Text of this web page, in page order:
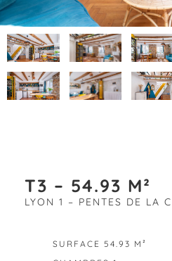
T3 – 54.93 M²
LYON 1 – PENTES DE LA
SURFACE 54.93 M²